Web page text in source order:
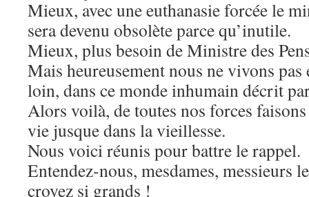
Mieux, avec une euthanasie forcée le
sera devenu obsolète parce qu’inutile.
Mieux, plus besoin de Ministre des
Mais heureusement nous ne vivons pas
loin, dans ce monde inhumain décrit
Alors voilà, de toutes nos forces
vie jusque dans la vieillesse.
Nous voici réunis pour battre le rappel.
Entendez-nous, mesdames, messieurs
croyez si grands !